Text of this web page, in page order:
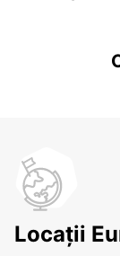
Locații